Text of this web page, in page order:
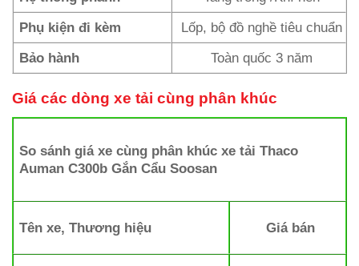
Phụ kiện đi kèm
Lốp, bộ đồ nghề tiêu chuẩn
Bảo hành
Toàn quốc 3 năm
Giá các dòng xe tải cùng phân khúc
So sánh giá xe cùng phân khúc xe tảiThaco
Auman C300b Gắn Cẩu Soosan
Tên xe, Thương hiệu Giá bán